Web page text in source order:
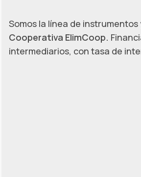
Somos la línea de
Cooperativa ElimCoop.
intermediarios, con tasa de